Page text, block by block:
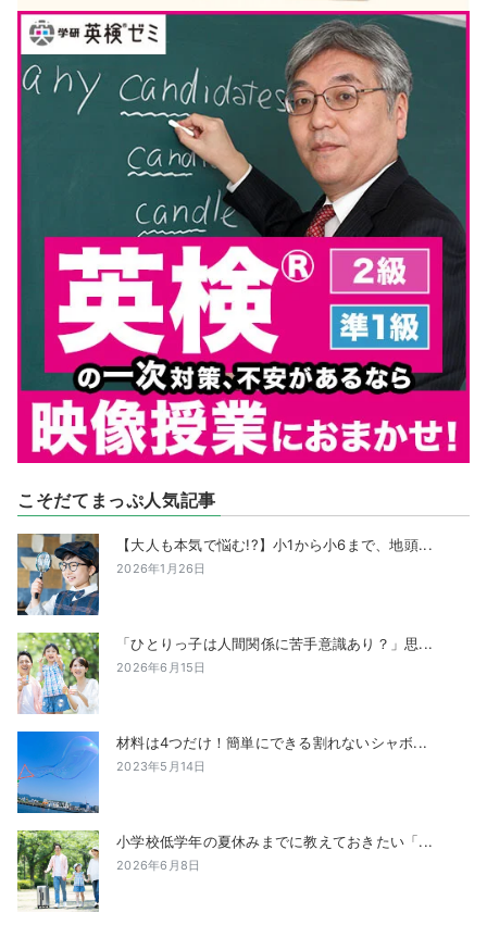
こそだてまっぷ人気記事
【大人も本気で悩む!?】小1から小6まで、地頭...
2026年1月26日
「ひとりっ子は人間関係に苦手意識あり？」思...
2026年6月15日
材料は4つだけ！簡単にできる割れないシャボ...
2023年5月14日
小学校低学年の夏休みまでに教えておきたい「...
2026年6月8日